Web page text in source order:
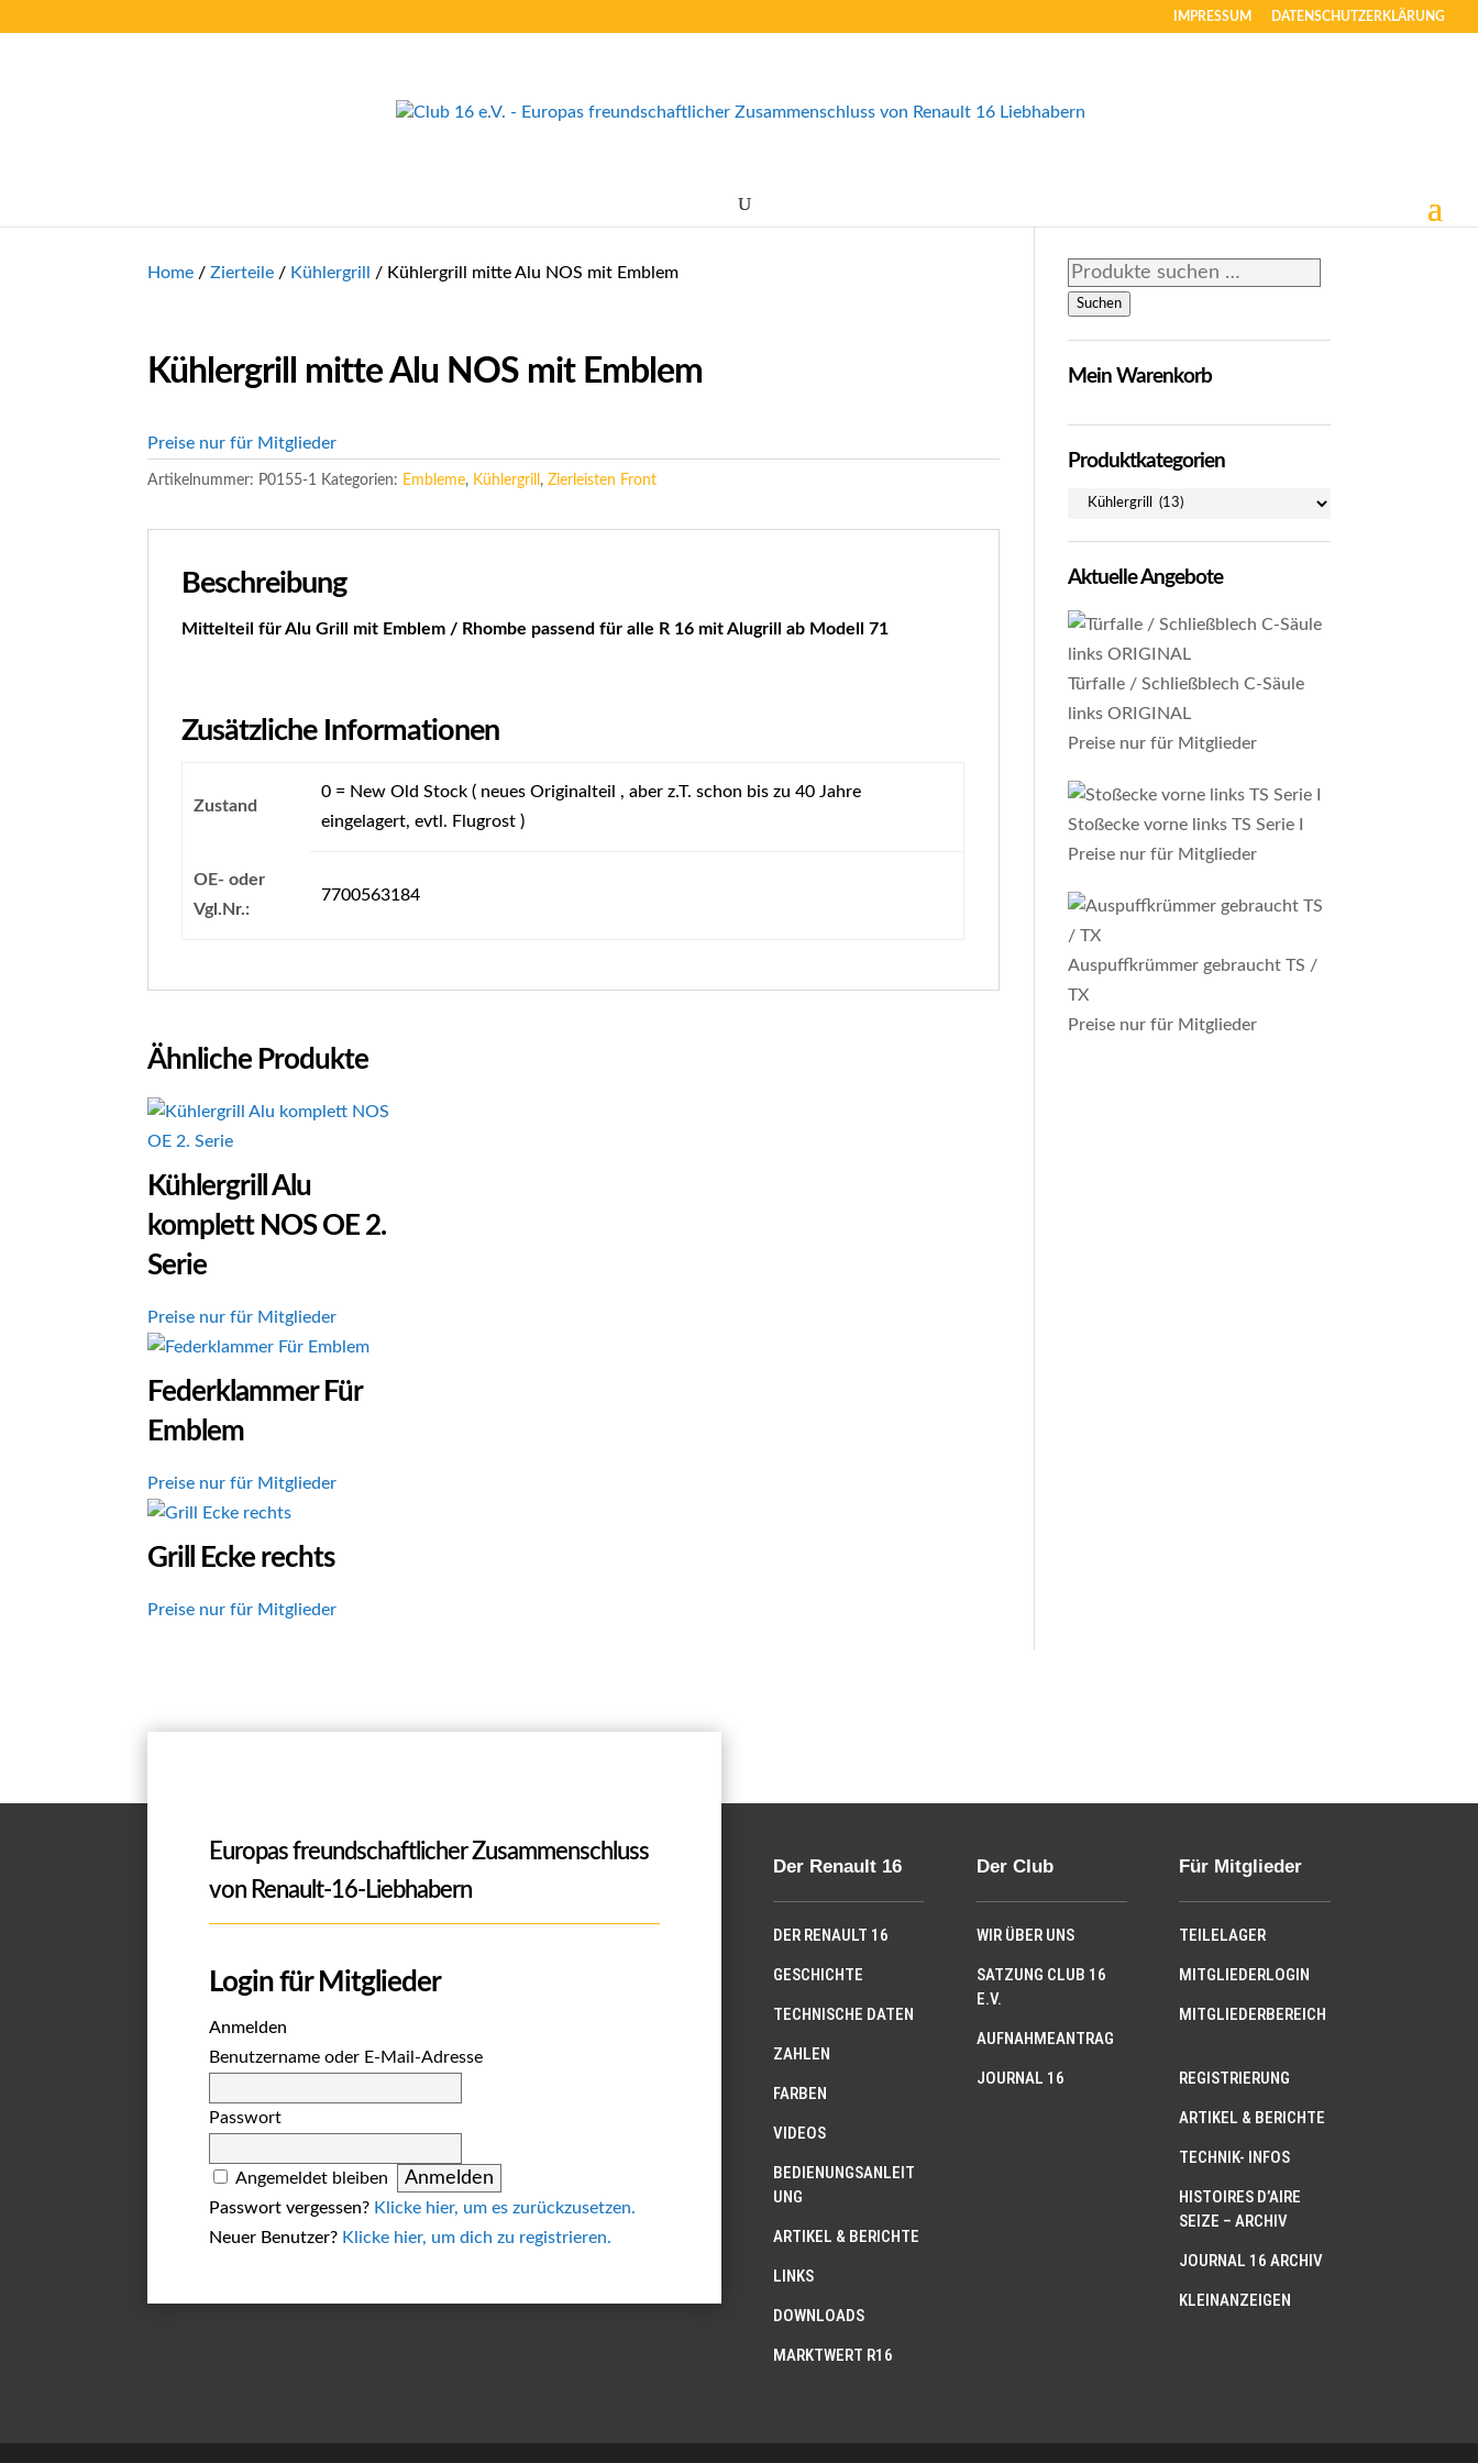
IMPRESSUM DATENSCHUTZERKLÄRUNG
Home /Zierteile / Kühlergrill / Kühlergrill mitte Alu NOS mit Emblem
Kühlergrill mitte Alu NOS mit Emblem
Preise nur für Mitglieder
Artikelnummer: P0155-1 Kategorien: Embleme, Kühlergrill ,Zierleisten Front
Beschreibung
Mittelteil für Alu Grill mit Emblem / Rhombe passend für alle R 16 mit Alugrill ab Modell 71
Zusätzliche Informationen
Zustand
0 = New Old Stock ( neues Originalteil , aber z.T. schon bis zu 40 Jahre
eingelagert, evtl. Flugrost )
OE- oder
Vgl.Nr.:
7700563184
Ähnliche Produkte
Kühlergrill Alu
komplett NOS OE 2.
Serie
Preise nur für Mitglieder
Federklammer Für
Emblem
Preise nur für Mitglieder
Grill Ecke rechts
Preise nur für Mitglieder
Suchen
nach:
Suchen
Mein Warenkorb
Produktkategorien
Aktuelle Angebote
Türfalle / Schließblech C-Säule
links ORIGINAL
Preise nur für Mitglieder
Stoßecke vorne links TS Serie I
Preise nur für Mitglieder
Auspuffkrümmer gebraucht TS /
TX
Preise nur für Mitglieder
Europas freundschaftlicher Zusammenschluss
von Renault-16-Liebhabern
Login für Mitglieder
Anmelden
Benutzername oder E-Mail-Adresse
Passwort
Angemeldet bleiben
Passwort vergessen? Klicke hier, um es zurückzusetzen.
Neuer Benutzer? Klicke hier, um dich zu registrieren.
Der Renault 16
DER RENAULT 16
GESCHICHTE
TECHNISCHE DATEN
ZAHLEN
FARBEN
VIDEOS
BEDIENUNGSANLEIT
UNG
ARTIKEL & BERICHTE
LINKS
DOWNLOADS
MARKTWERT R16
Der Club
WIR ÜBER UNS
SATZUNG CLUB 16
E.V.
AUFNAHMEANTRAG
JOURNAL 16
Für Mitglieder
TEILELAGER
MITGLIEDERLOGIN
MITGLIEDERBEREICH
REGISTRIERUNG
ARTIKEL & BERICHTE
TECHNIK- INFOS
HISTOIRES D’AIRE
SEIZE – ARCHIV
JOURNAL 16 ARCHIV
KLEINANZEIGEN